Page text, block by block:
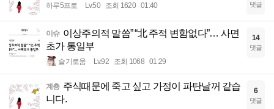
하루5프로 Lv.50 조회 1620 01:40 댓글
이슈 이상주의적 말씀” “北 주적 변함없다”… 사면
초가 통일부
슬기로움 Lv.92 조회 1068 01:29
14
댓글
계층 주식때문에 죽고 싶고 가정이 파탄날꺼 같습
니다.
6
댓글